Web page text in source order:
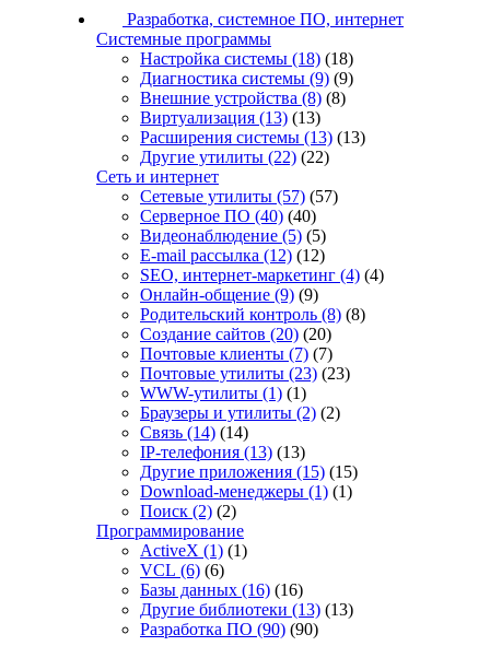
Разработка, системное ПО, интернет
Системные программы
Настройка системы (18) (18)
Диагностика системы (9) (9)
Внешние устройства (8) (8)
Виртуализация (13) (13)
Расширения системы (13) (13)
Другие утилиты (22) (22)
Сеть и интернет
Сетевые утилиты (57) (57)
Серверное ПО (40) (40)
Видеонаблюдение (5) (5)
E-mail рассылка (12) (12)
SEO, интернет-маркетинг (4) (4)
Онлайн-общение (9) (9)
Родительский контроль (8) (8)
Создание сайтов (20) (20)
Почтовые клиенты (7) (7)
Почтовые утилиты (23) (23)
WWW-утилиты (1) (1)
Браузеры и утилиты (2) (2)
Связь (14) (14)
IP-телефония (13) (13)
Другие приложения (15) (15)
Download-менеджеры (1) (1)
Поиск (2) (2)
Программирование
ActiveX (1) (1)
VCL (6) (6)
Базы данных (16) (16)
Другие библиотеки (13) (13)
Разработка ПО (90) (90)